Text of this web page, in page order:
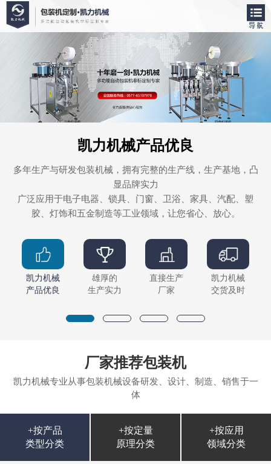
凯力机械产品优良
多年生产与研发包装机械，拥有完整的生产线，生产基地，凸
显品牌实力
广泛应用于电子电器、锁具、门窗、卫浴、家具、汽配、塑
胶、灯饰和五金制造等工业领域，让您省心、放心。
凯力机械
产品优良
雄厚的
生产实力
直接生产
厂家
凯力机械
交货及时
厂家推荐包装机
凯力机械专业从事包装机械设备研发、设计、制造、销售于一
体
+按产品
类型分类
+按定量
原理分类
+按应用
领域分类